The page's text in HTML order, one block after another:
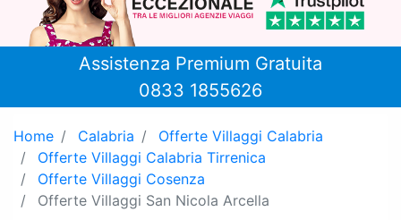
Assistenza Premium Gratuita
0833 1855626
Home Calabria
Offerte Villaggi Calabria
Offerte Villaggi Calabria Tirrenica
Offerte Villaggi Cosenza
Offerte Villaggi San Nicola Arcella